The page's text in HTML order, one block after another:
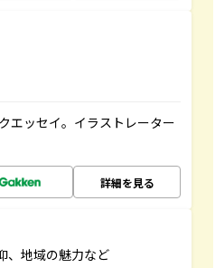
エッセイ。イラストレーター
詳細を見る
、地域の魅力など